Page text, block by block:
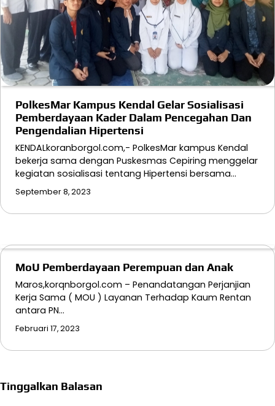
PolkesMar Kampus Kendal Gelar Sosialisasi
Pemberdayaan Kader Dalam Pencegahan Dan
Pengendalian Hipertensi
KENDALkoranborgol.com,- PolkesMar kampus Kendal
bekerja sama dengan Puskesmas Cepiring menggelar
kegiatan sosialisasi tentang Hipertensi bersama…
September 8, 2023
MoU Pemberdayaan Perempuan dan Anak
Maros,korqnborgol.com – Penandatangan Perjanjian
Kerja Sama ( MOU ) Layanan Terhadap Kaum Rentan
antara PN…
Februari 17, 2023
Tinggalkan Balasan